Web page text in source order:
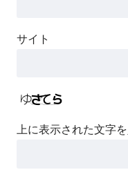
サイト
上に表示された文字